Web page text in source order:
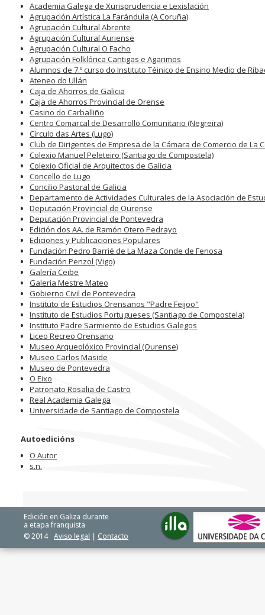
Academia Galega de Xurisprudencia e Lexislación
Agrupación Artística La Farándula (A Coruña)
Agrupación Cultural Abrente
Agrupación Cultural Auriense
Agrupación Cultural O Facho
Agrupación Folklórica Cantigas e Agarimos
Alumnos de 7.º curso do Instituto Téinico de Ensino Medio de
Ateneo do Ullán
Caja de Ahorros de Galicia
Caja de Ahorros Provincial de Orense
Casino do Carballiño
Centro Comarcal de Desarrollo Comunitario (Negreira)
Círculo das Artes (Lugo)
Club de Dirigentes de Empresa de la Cámara de Comercio de La
Colexio Manuel Peleteiro (Santiago de Compostela)
Colexio Oficial de Arquitectos de Galicia
Concello de Lugo
Concilio Pastoral de Galicia
Departamento de Actividades Culturales de la Asociación de
Deputación Provincial de Ourense
Deputación Provincial de Pontevedra
Edición dos AA. de Ramón Otero Pedrayo
Ediciones y Publicaciones Populares
Fundación Pedro Barrié de La Maza Conde de Fenosa
Fundación Penzol (Vigo)
Galería Ceibe
Galería Mestre Mateo
Gobierno Civil de Pontevedra
Instituto de Estudios Orensanos "Padre Feijoo"
Instituto de Estudios Portugueses (Santiago de Compostela)
Instituto Padre Sarmiento de Estudios Galegos
Liceo Recreo Orensano
Museo Arqueolóxico Provincial (Ourense)
Museo Carlos Maside
Museo de Pontevedra
O Eixo
Patronato Rosalia de Castro
Real Academia Galega
Universidade de Santiago de Compostela
Autoedicións
O Autor
s.n.
Edición en Galiza durante
a etapa franquista
© 2014 Aviso legal | Contacto